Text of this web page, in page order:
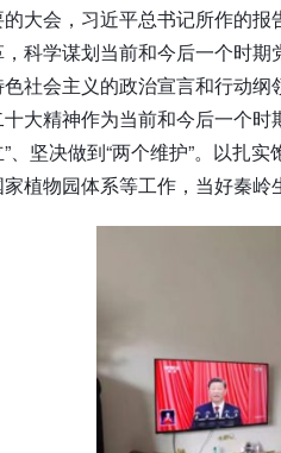
大会，习近平总书记所作的
，科学谋划当前和今后一个时
社会主义的政治宣言和行动
大精神作为当前和今后一个
、坚决做到“两个维护”。以扎
植物园体系等工作，当好秦岭